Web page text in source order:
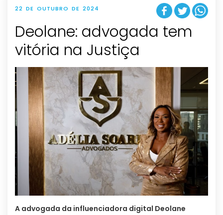
22 DE OUTUBRO DE 2024
Deolane: advogada tem
vitória na Justiça
A advogada da influenciadora digital Deolane